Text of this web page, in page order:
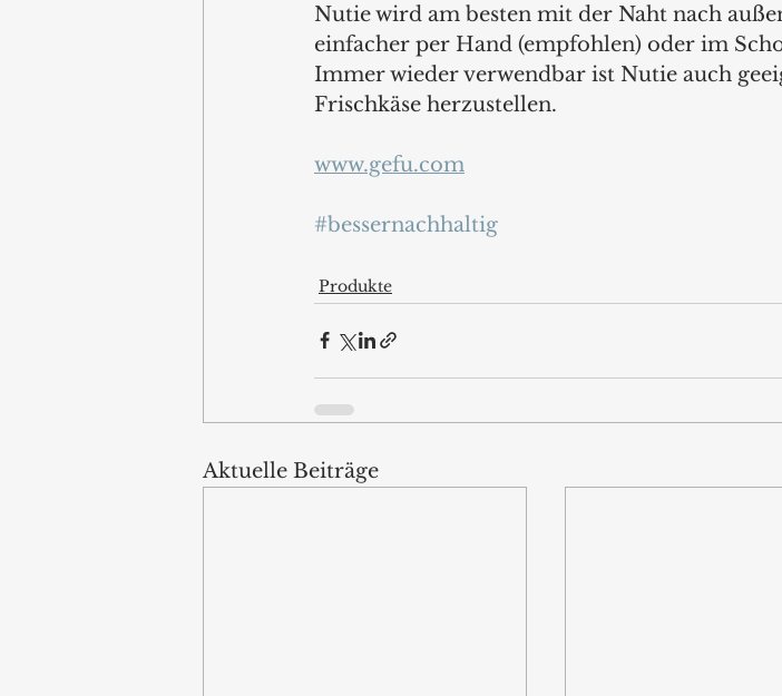
Nutie wird am besten mit der Naht nach
einfacher per Hand (empfohlen) oder im
Immer wieder verwendbar ist Nutie auch
Frischkäse herzustellen.
www.gefu.com
#bessernachhaltig
Produkte
Aktuelle Beiträge